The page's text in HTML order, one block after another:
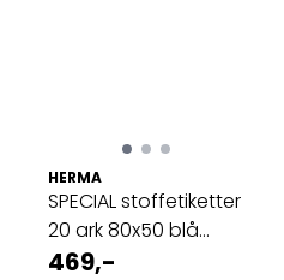
HERMA
SPECIAL stoffetiketter
20 ark 80x50 blå
(200 stk)
469,-